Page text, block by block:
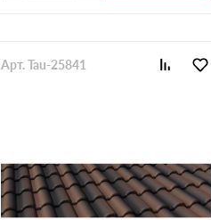
Арт. Tau-25841